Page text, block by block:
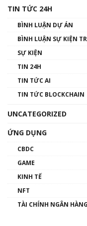
TIN TỨC 24H
BÌNH LUẬN DỰ ÁN
BÌNH LUẬN SỰ KIỆN
SỰ KIỆN
TIN 24H
TIN TỨC AI
TIN TỨC BLOCKCHAIN
UNCATEGORIZED
ỨNG DỤNG
CBDC
GAME
KINH TẾ
NFT
TÀI CHÍNH NGÂN HÀNG